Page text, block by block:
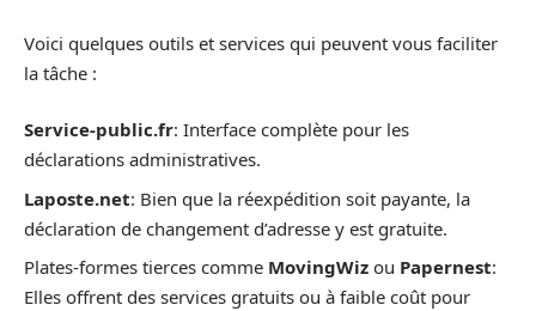
Voici quelques outils et services qui peuvent vous faciliter
la tâche :
Service-public.fr: Interface complète pour les
déclarations administratives.
Laposte.net: Bien que la réexpédition soit payante, la
déclaration de changement d’adresse y est gratuite.
Plates-formes tierces comme MovingWiz ou Papernest:
Elles offrent des services gratuits ou à faible coût pour